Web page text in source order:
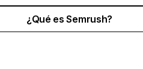
¿Qué es Semrush?